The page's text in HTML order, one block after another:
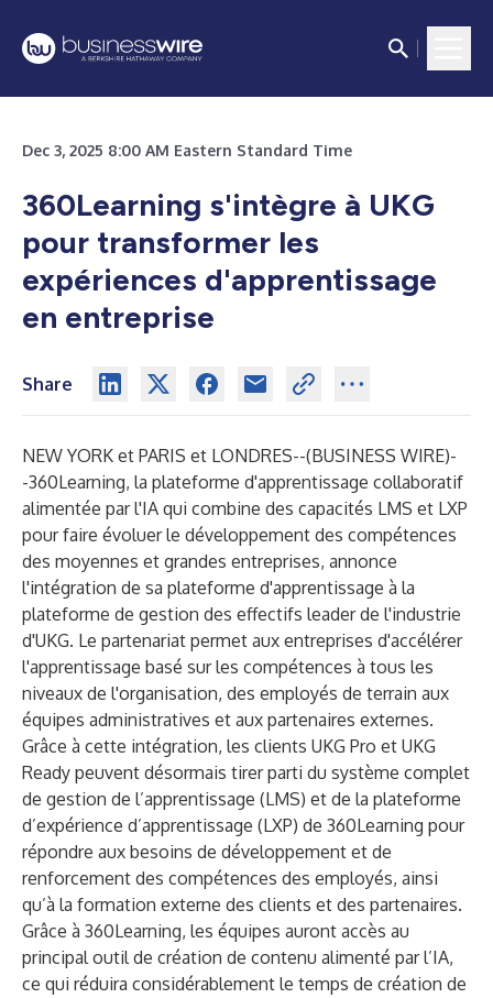
Dec 3, 2025 8:00 AM Eastern Standard Time
360Learning s'intègre à UKG
pour transformer les
expériences d'apprentissage
en entreprise
Share
NEW YORK et PARIS et LONDRES--(BUSINESS WIRE)-
-360Learning, la plateforme d'apprentissage collaboratif
alimentée par l'IA qui combine des capacités LMS et LXP
pour faire évoluer le développement des compétences
des moyennes et grandes entreprises, annonce
l'intégration de sa plateforme d'apprentissage à la
plateforme de gestion des effectifs leader de l'industrie
d'UKG. Le partenariat permet aux entreprises d'accélérer
l'apprentissage basé sur les compétences à tous les
niveaux de l'organisation, des employés de terrain aux
équipes administratives et aux partenaires externes.
Grâce à cette intégration, les clients UKG Pro et UKG
Ready peuvent désormais tirer parti du système complet
de gestion de l’apprentissage (LMS) et de la plateforme
d’expérience d’apprentissage (LXP) de 360Learning pour
répondre aux besoins de développement et de
renforcement des compétences des employés, ainsi
qu’à la formation externe des clients et des partenaires.
Grâce à 360Learning, les équipes auront accès au
principal outil de création de contenu alimenté par l’IA,
ce qui réduira considérablement le temps de création de